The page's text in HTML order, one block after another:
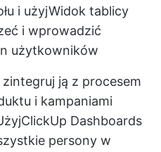
i użyjWidok tablicy
i wprowadzić
użytkowników
ją z procesem
i kampaniami
ClickUp Dashboards
persony w